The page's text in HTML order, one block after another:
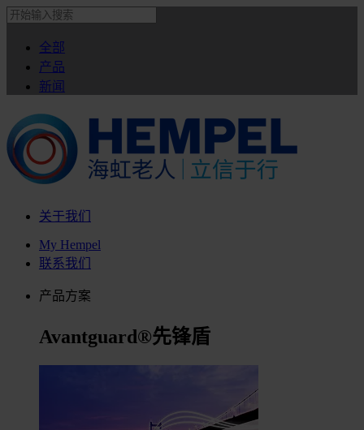
全部
产品
新闻
关于我们
My Hempel
联系我们
产品方案
Avantguard®先锋盾